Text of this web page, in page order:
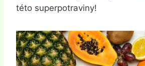
této superpotraviny!